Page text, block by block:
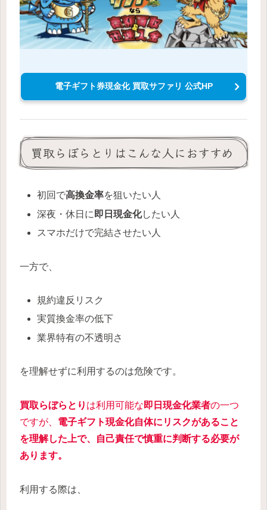
電子ギフト券現金化 買取サファリ 公式HP
買取らぼらとりはこんな人におすすめ
初回で高換金率を狙いたい人
深夜・休日に 即日現金化したい人
スマホだけで完結させたい人
一方で、
規約違反リスク
実質換金率の低下
業界特有の不透明さ
を理解せずに利用するのは危険です。
買取らぼらとり は利用可能な即日現金化業者の一つ
ですが、 電子ギフト現金化自体にリスクがあること
を理解した上で、自己責任で慎重に判断する必要が
あります。
利用する際は、